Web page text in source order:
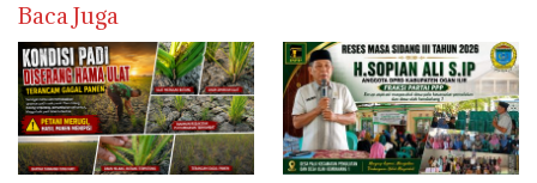
Baca Juga